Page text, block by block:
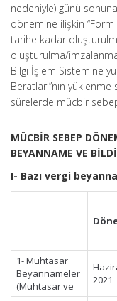
nedeniyle) günü
dönemine ilişkin
tarihe kadar
oluşturulma/imzalanma
Bilgi İşlem Sistemine
Beratları”nın yüklenme
sürelerde mücbir
MÜCBİR SEBEP
BEYANNAME VE
I- Bazı vergi
1- Muhtasar
Beyannameler
(Muhtasar ve
2021